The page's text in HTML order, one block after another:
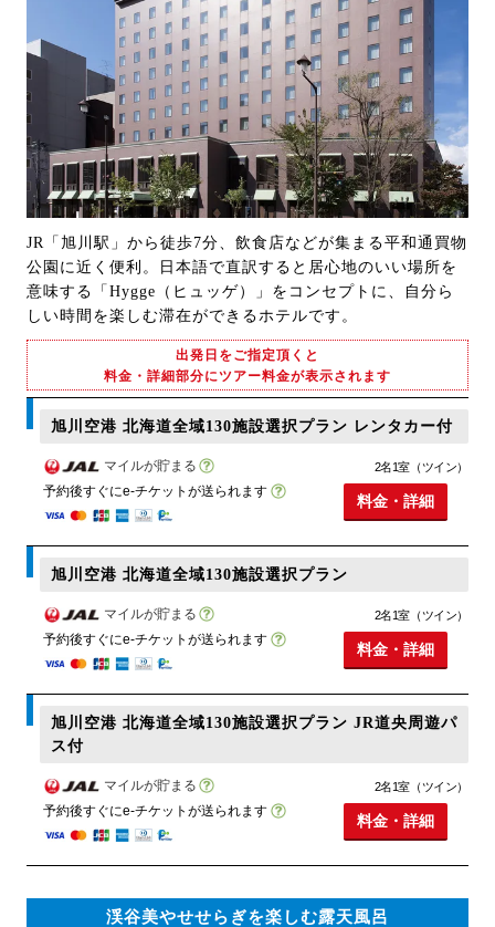
JR「旭川駅」から徒歩7分、飲食店などが集まる平和通買物
公園に近く便利。日本語で直訳すると居心地のいい場所を
意味する「Hygge（ヒュッゲ）」をコンセプトに、自分ら
しい時間を楽しむ滞在ができるホテルです。
出発日をご指定頂くと
料金・詳細部分にツアー料金が表示されます
旭川空港 北海道全域130施設選択プラン レンタカー付
マイルが貯まる
予約後すぐにe-チケットが送られます
2名1室（ツイン）
料金・詳細
旭川空港 北海道全域130施設選択プラン
マイルが貯まる
予約後すぐにe-チケットが送られます
2名1室（ツイン）
料金・詳細
旭川空港 北海道全域130施設選択プラン JR道央周遊パ
ス付
マイルが貯まる
予約後すぐにe-チケットが送られます
2名1室（ツイン）
料金・詳細
渓谷美やせせらぎを楽しむ露天風呂